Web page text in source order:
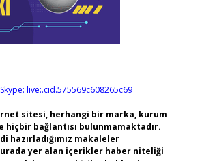
Skype: live:.cid.575569c608265c69
sitesi, herhangi bir marka, kurum
hiçbir bağlantısı bulunmamaktadır.
hazırladığımız makaleler
yer alan içerikler haber niteliği